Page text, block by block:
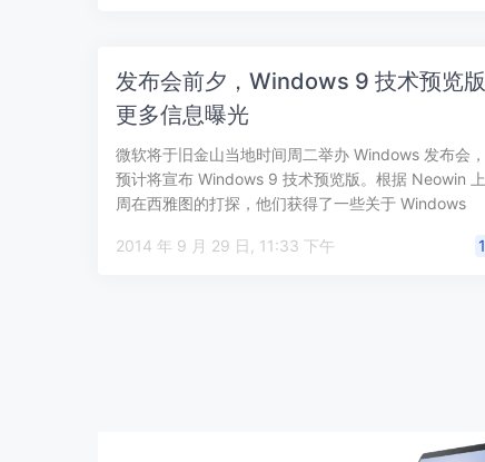
发布会前夕，Windows 9 技术预览版
更多信息曝光
微软将于旧金山当地时间周二举办 Windows 发布会，
预计将宣布 Windows 9 技术预览版。根据 Neowin 上
周在西雅图的打探，他们获得了一些关于 Windows
2014 年 9 月 29 日, 11:33 下午
1